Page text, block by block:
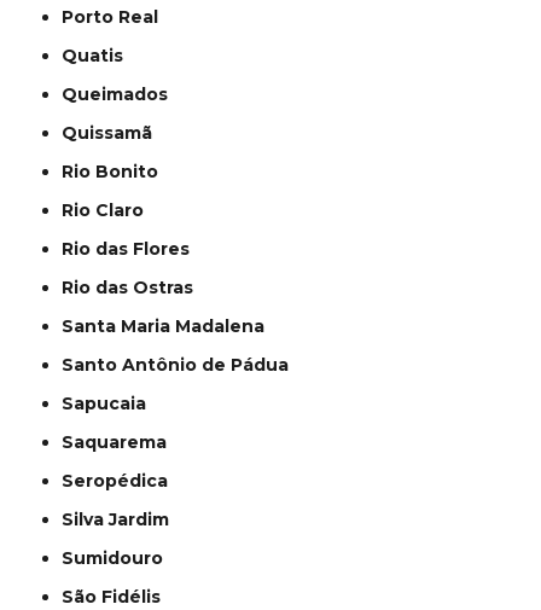
Porto Real
Quatis
Queimados
Quissamã
Rio Bonito
Rio Claro
Rio das Flores
Rio das Ostras
Santa Maria Madalena
Santo Antônio de Pádua
Sapucaia
Saquarema
Seropédica
Silva Jardim
Sumidouro
São Fidélis